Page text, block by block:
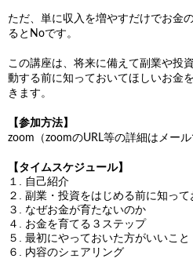
ただ、単に収入を増やすだけでお金
るとNoです。
この講座は、将来に備えて副業や投
動する前に知っておいてほしいお金
きます。
【参加方法】
zoom（zoomのURL等の詳細はメー
【タイムスケジュール】
１. 自己紹介
２. 副業・投資をはじめる前に知って
３. なぜお金が育たないのか
４. お金を育てる３ステップ
５. 最初にやっておいた方がいいこと
６. 内容のシェアリング